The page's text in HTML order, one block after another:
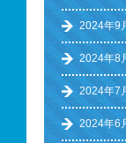
2024年9
2024年8
2024年7
2024年6